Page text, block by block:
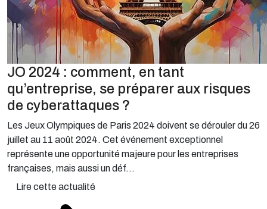
JO 2024 : comment, en tant
qu’entreprise, se préparer aux risques
de cyberattaques ?
Les Jeux Olympiques de Paris 2024 doivent se dérouler du 26
juillet au 11 août 2024. Cet événement exceptionnel
représente une opportunité majeure pour les entreprises
françaises, mais aussi un déf...
Lire cette actualité